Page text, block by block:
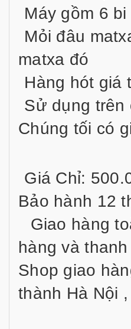
Máy gồm 6
Mỏi đâu
matxa đó
Hàng hót giá
Sử dụng trên
Chúng tối có
Giá Chỉ:
Bảo hành 12
Giao hàng
hàng và
Shop giao
thành Hà Nội